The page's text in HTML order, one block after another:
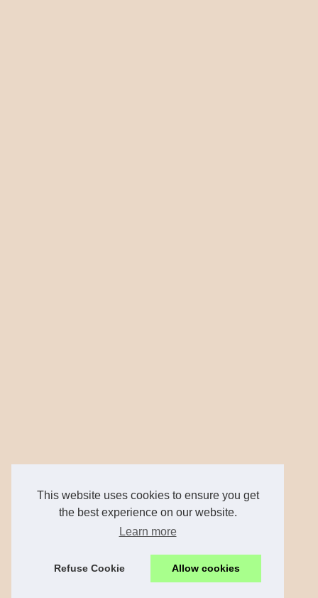
This website uses cookies to ensure you get
the best experience on our website.
Learn more
Refuse Cookie Allow cookies